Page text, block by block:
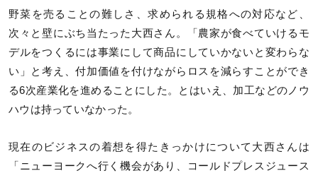
野菜を売ることの難しさ、求められる規格への対応など、
次々と壁にぶち当たった大西さん。「農家が食べていけるモ
デルをつくるには事業にして商品にしていかないと変わらな
い」と考え、付加価値を付けながらロスを減らすことができ
る6次産業化を進めることにした。とはいえ、加工などのノウ
ハウは持っていなかった。
現在のビジネスの着想を得たきっかけについて大西さんは
「ニューヨークへ行く機会があり、コールドプレスジュース